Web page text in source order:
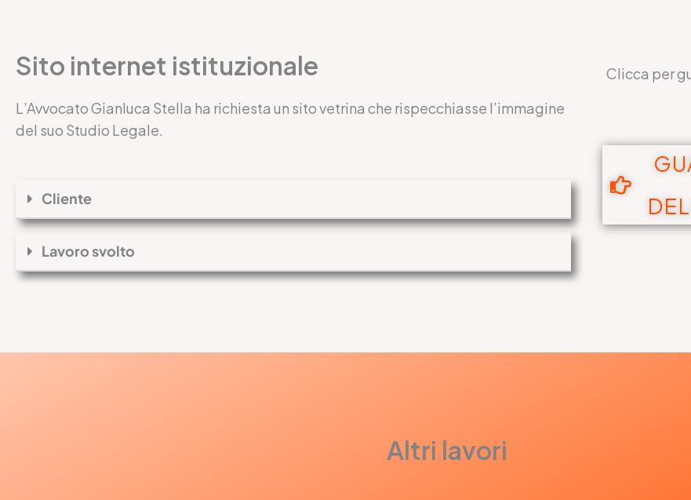
Sito internet istituzionale
L’Avvocato Gianluca Stella ha richiesta un sito vetrina che rispecchiasse l’immagine
del suo Studio Legale.
Cliente
Lavoro svolto
Clicca per
Altri lavori